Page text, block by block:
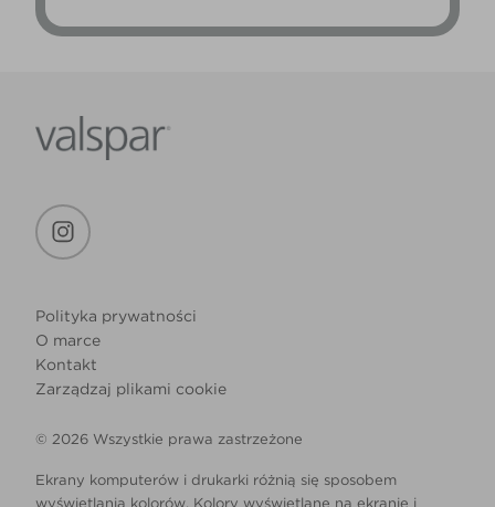
Polityka prywatności
O marce
Kontakt
Zarządzaj plikami cookie
© 2026 Wszystkie prawa zastrzeżone
Ekrany komputerów i drukarki różnią się sposobem
wyświetlania kolorów. Kolory wyświetlane na ekranie i